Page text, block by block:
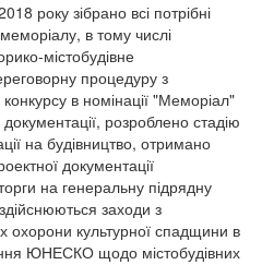
року зібрано всі потрібні
в тому числі
містобудівне
процедуру з
в номінації "Меморіал"
розроблено стадію
на будівництво, отримано
документації
на генеральну підрядну
заходи з
охорони культурної спадщини в
ЮНЕСКО щодо містобудівних